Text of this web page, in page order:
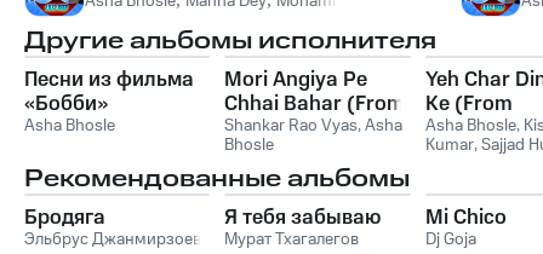
Другие альбомы исполнителя
Песни из фильма
«Бобби»
Asha Bhosle
Mori Angiya Pe
Chhai Bahar (From
"Indrasan") -
Single
Shankar Rao Vyas,Asha
Bhosle
Yeh Char
Ke (From
Single
Asha Bhosle,
Kumar,Sajjad
Рекомендованные альбомы
Бродяга
Эльбрус Джанмирзоев
Я тебя забываю
Мурат Тхагалегов
Mi Chico
Dj Goja